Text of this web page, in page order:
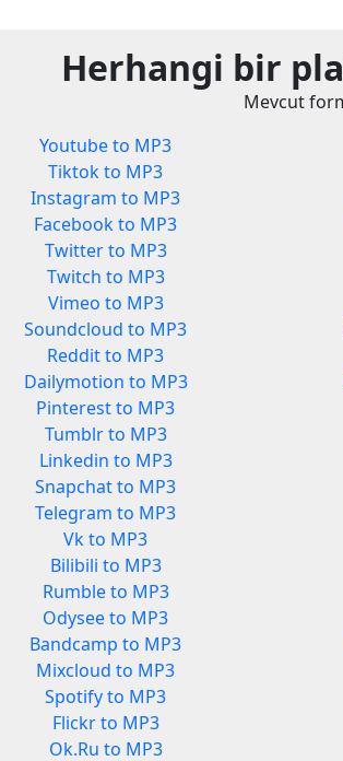
Herhangi bir
Mevcut
Youtube to MP3
Tiktok to MP3
Instagram to MP3
Facebook to MP3
Twitter to MP3
Twitch to MP3
Vimeo to MP3
Soundcloud to MP3
Reddit to MP3
Dailymotion to MP3
Pinterest to MP3
Tumblr to MP3
Linkedin to MP3
Snapchat to MP3
Telegram to MP3
Vk to MP3
Bilibili to MP3
Rumble to MP3
Odysee to MP3
Bandcamp to MP3
Mixcloud to MP3
Spotify to MP3
Flickr to MP3
Ok.Ru to MP3